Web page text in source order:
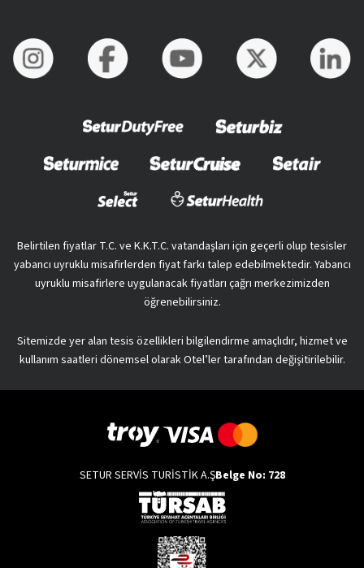
Belirtilen fiyatlar T.C. ve K.K.T.C. vatandaşları için geçerli olup tesisler
yabancı uyruklu misafirlerden fiyat farkı talep edebilmektedir. Yabancı
uyruklu misafirlere uygulanacak fiyatları çağrı merkezimizden
öğrenebilirsiniz.
Sitemizde yer alan tesis özellikleri bilgilendirme amaçlıdır, hizmet ve
kullanım saatleri dönemsel olarak Otel’ler tarafından değişitirilebilir.
SETUR SERVİS TURİSTİK A.ŞBelge No: 728